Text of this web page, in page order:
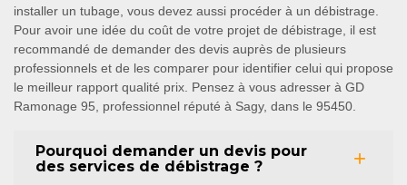
installer un tubage, vous devez aussi procéder à un débistrage.
Pour avoir une idée du coût de votre projet de débistrage, il est
recommandé de demander des devis auprès de plusieurs
professionnels et de les comparer pour identifier celui qui propose
le meilleur rapport qualité prix. Pensez à vous adresser à GD
Ramonage 95, professionnel réputé à Sagy, dans le 95450.
Pourquoi demander un devis pour
des services de débistrage ?